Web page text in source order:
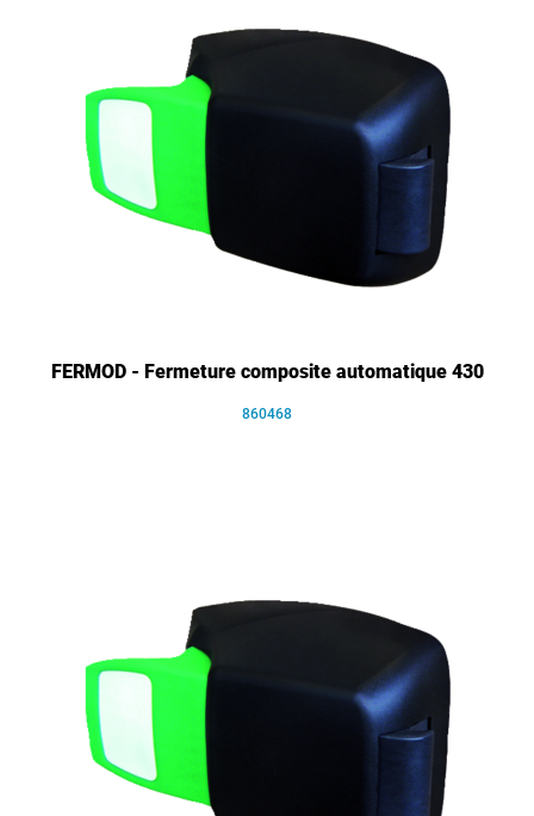
FERMOD - Fermeture composite automatique 430
860468